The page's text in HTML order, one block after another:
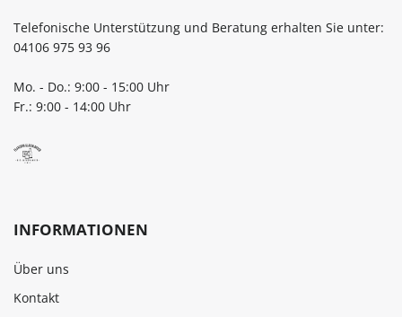
Telefonische Unterstützung und Beratung erhalten Sie unter:
04106 975 93 96
Mo. - Do.: 9:00 - 15:00 Uhr
Fr.: 9:00 - 14:00 Uhr
INFORMATIONEN
Über uns
Kontakt